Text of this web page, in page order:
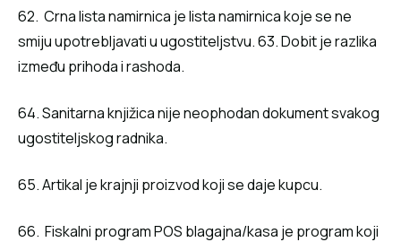
62. Crna lista namirnica je lista namirnica koje se ne
smiju upotrebljavati u ugostiteljstvu. 63. Dobit je razlika
između prihoda i rashoda.
64. Sanitarna knjižica nije neophodan dokument svakog
ugostiteljskog radnika.
65. Artikal je krajnji proizvod koji se daje kupcu.
66. Fiskalni program POS blagajna/kasa je program koji